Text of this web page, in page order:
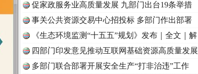
促家政服务业高质量发展 九部门出台19条举措
事关公共资源交易中心招投标 多部门作出部署
《生态环境监测“十五五”规划》发布｜全文｜解
读
四部门印发意见推动互联网基础资源高质量发展
多部门联合部署开展安全生产“打非治违”工作